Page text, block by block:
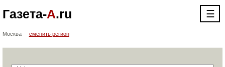
Газета-А.ru ☰
Москва сменить регион